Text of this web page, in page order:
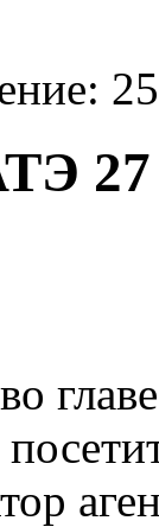
27